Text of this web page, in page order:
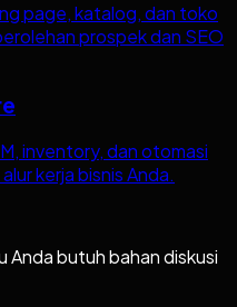
page, katalog, dan toko
prospek dan SEO
inventory, dan otomasi
kerja bisnis Anda.
Anda butuh bahan diskusi